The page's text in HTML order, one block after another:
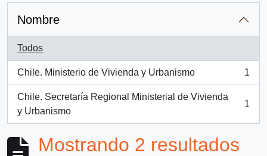
Nombre
Todos
Chile. Ministerio de Vivienda y Urbanismo
, 1 resultados
1
Chile. Secretaría Regional Ministerial de Vivienda
y Urbanismo
, 1 resultados
1
Mostrando 2 resultados